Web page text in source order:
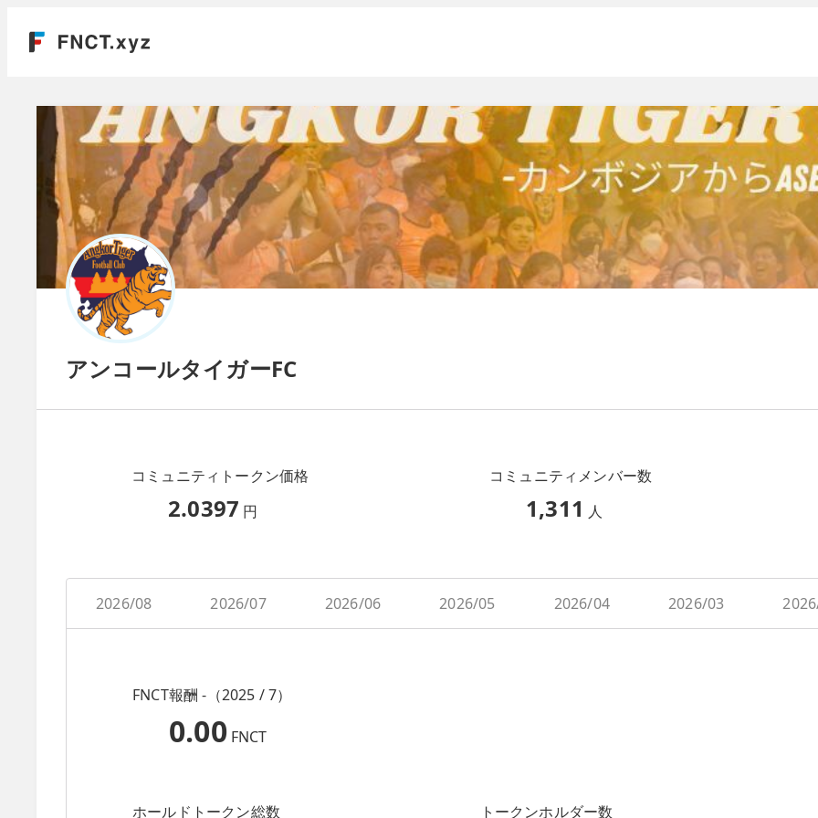
アンコールタイガーFC
コミュニティトークン価格
2.0397 円
コミュニティメンバー数
1,311 人
2026/08 2026/07 2026/06 2026/05 2026/04 2026/03
FNCT報酬 -（2025 / 7）
0.00 FNCT
ホールドトークン総数 トークンホルダー数